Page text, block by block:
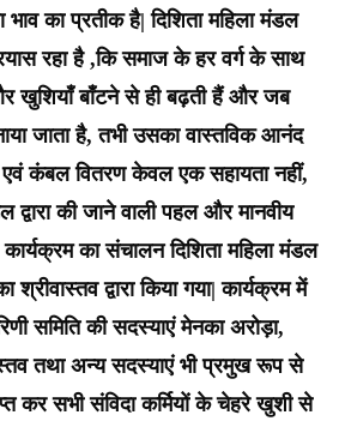
का प्रतीक है| दिशिता महिला मंडल
रहा है ,कि समाज के हर वर्ग के साथ
खुशियाँ बाँटने से ही बढ़ती हैं और जब
जाता है, तभी उसका वास्तविक आनंद
एवं कंबल वितरण केवल एक सहायता नहीं,
द्वारा की जाने वाली पहल और मानवीय
का संचालन दिशिता महिला मंडल
द्वारा किया गया| कार्यक्रम में
समिति की सदस्याएं मेनका अरोड़ा,
तथा अन्य सदस्याएं भी प्रमुख रूप से
कर सभी संविदा कर्मियों के चेहरे खुशी से